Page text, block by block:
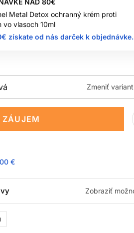
NAD 80€
Metal Detox ochranný krém proti
vo vlasoch 10ml
získate od nás darček k objednávke.
€